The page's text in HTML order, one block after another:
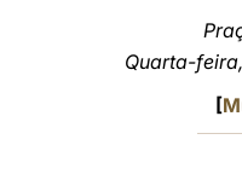
Quarta-
[